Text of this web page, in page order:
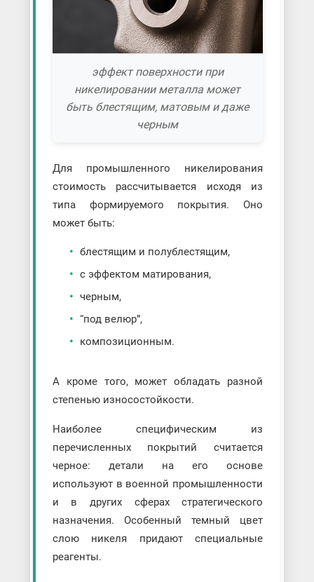
эффект поверхности при
никелировании металла может
быть блестящим, матовым и даже
черным
Для промышленного никелирования
стоимость рассчитывается исходя из
типа формируемого покрытия. Оно
может быть:
блестящим и полублестящим,
с эффектом матирования,
черным,
“под велюр”,
композиционным.
А кроме того, может обладать разной
степенью износостойкости.
Наиболее специфическим из
перечисленных покрытий считается
черное: детали на его основе
используют в военной промышленности
и в других сферах стратегического
назначения. Особенный темный цвет
слою никеля придают специальные
реагенты.